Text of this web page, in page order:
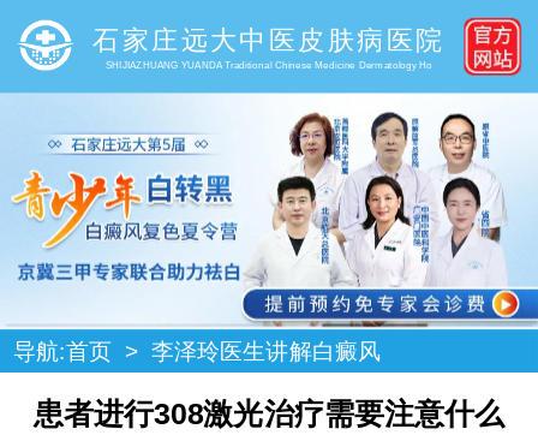
石家庄远大中医皮肤病医院
SHIJIAZHUANG YUANDA Traditional Chinese Medicine Dermatology Ho
导航:首页 > 李泽玲医生讲解白癜风
患者进行308激光治疗需要注意什么